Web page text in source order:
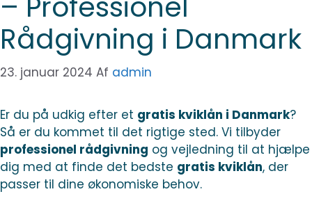
Rådgivning i Danmark
23. januar 2024 Af admin
Er du på udkig efter et gratis kviklån i Danmark?
Så er du kommet til det rigtige sted. Vi tilbyder
professionel rådgivning og vejledning til at hjælpe
dig med at finde det bedste gratis kviklån, der
passer til dine økonomiske behov.